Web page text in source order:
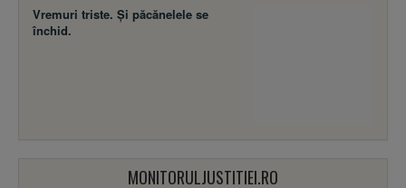
Vremuri triste. Şi păcănelele se
închid.
MONITORULJUSTITIEI.RO